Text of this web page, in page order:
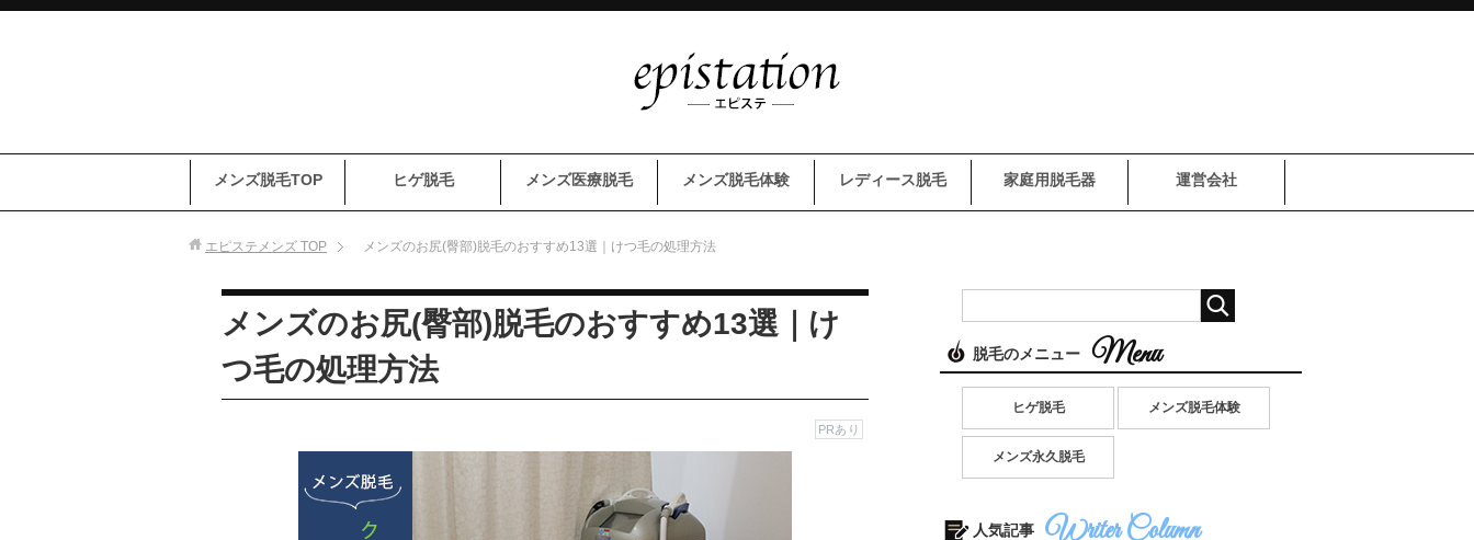
メンズ脱毛TOP ヒゲ脱毛 メンズ医療脱毛 メンズ脱毛体験 レディース脱毛 家庭用脱毛器 運営会社
エピステメンズ TOP メンズのお尻(臀部)脱毛のおすすめ13選｜けつ毛の処理方法
メンズのお尻(臀部)脱毛のおすすめ13選｜け
つ毛の処理方法
PRあり
脱毛のメニュー
ヒゲ脱毛 メンズ脱毛体験
メンズ永久脱毛
人気記事